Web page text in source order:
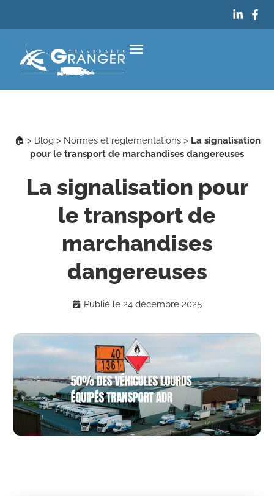
🏠 > Blog> Normes et réglementations> La signalisation
pour le transport de marchandises dangereuses
La signalisation pour
le transport de
marchandises
dangereuses
Publié le 24 décembre 2025